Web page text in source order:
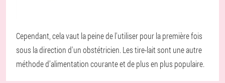
Cependant, cela vaut la peine de l'utiliser pour la première fois
sous la direction d'un obstétricien. Les tire-lait sont une autre
méthode d’alimentation courante et de plus en plus populaire.